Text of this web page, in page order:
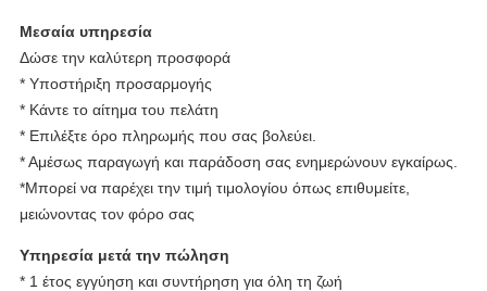
Μεσαία υπηρεσία
Δώσε την καλύτερη προσφορά
* Υποστήριξη προσαρμογής
* Κάντε το αίτημα του πελάτη
* Επιλέξτε όρο πληρωμής που σας βολεύει.
* Αμέσως παραγωγή και παράδοση σας ενημερώνουν εγκαίρως.
*Μπορεί να παρέχει την τιμή τιμολογίου όπως επιθυμείτε,
μειώνοντας τον φόρο σας
Υπηρεσία μετά την πώληση
* 1 έτος εγγύηση και συντήρηση για όλη τη ζωή